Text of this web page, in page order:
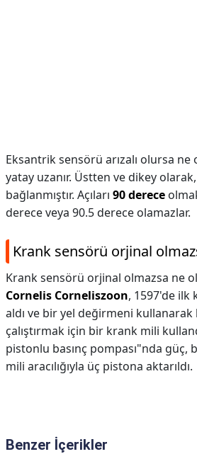
Eksantrik sensörü arızalı olursa ne
yatay uzanır. Üstten ve dikey
bağlanmıştır. Açıları 90 derece
derece veya 90.5 derece olamazlar.
Krank sensörü orjinal
Krank sensörü orjinal olmazsa ne
Cornelis Corneliszoon, 1597'de ilk
aldı ve bir yel değirmeni
çalıştırmak için bir krank mili
pistonlu basınç pompası"nda
mili aracılığıyla üç pistona aktarıldı.
Benzer İçerikler